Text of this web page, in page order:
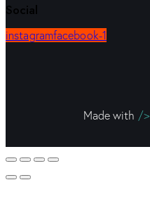
Social
instagramfacebook-1
Made with />